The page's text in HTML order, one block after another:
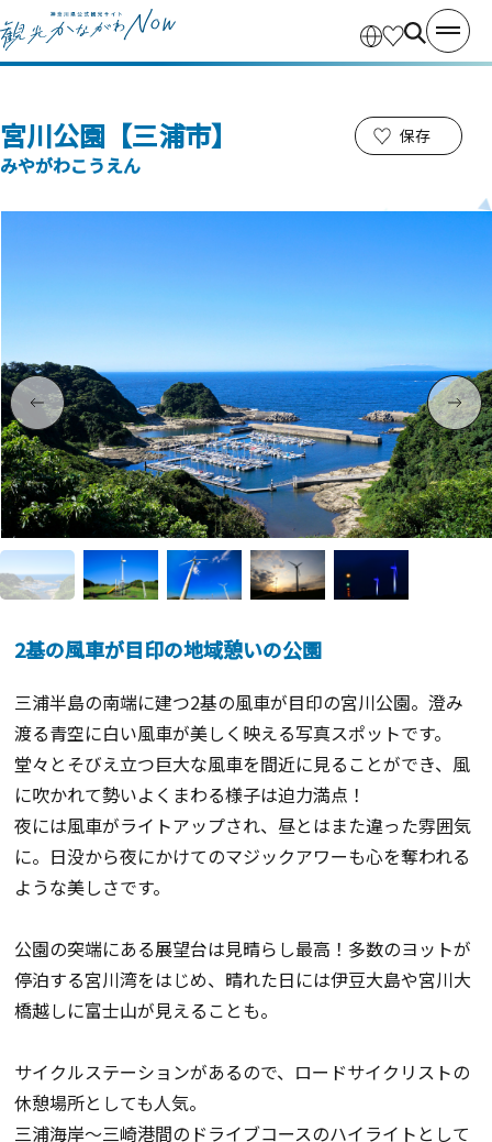
宮川公園【三浦市】
みやがわこうえん
保存
2基の風車が目印の地域憩いの公園
三浦半島の南端に建つ2基の風車が目印の宮川公園。澄み
渡る青空に白い風車が美しく映える写真スポットです。
堂々とそびえ立つ巨大な風車を間近に見ることができ、風
に吹かれて勢いよくまわる様子は迫力満点！
夜には風車がライトアップされ、昼とはまた違った雰囲気
に。日没から夜にかけてのマジックアワーも心を奪われる
ような美しさです。
公園の突端にある展望台は見晴らし最高！多数のヨットが
停泊する宮川湾をはじめ、晴れた日には伊豆大島や宮川大
橋越しに富士山が見えることも。
サイクルステーションがあるので、ロードサイクリストの
休憩場所としても人気。
三浦海岸～三崎港間のドライブコースのハイライトとして